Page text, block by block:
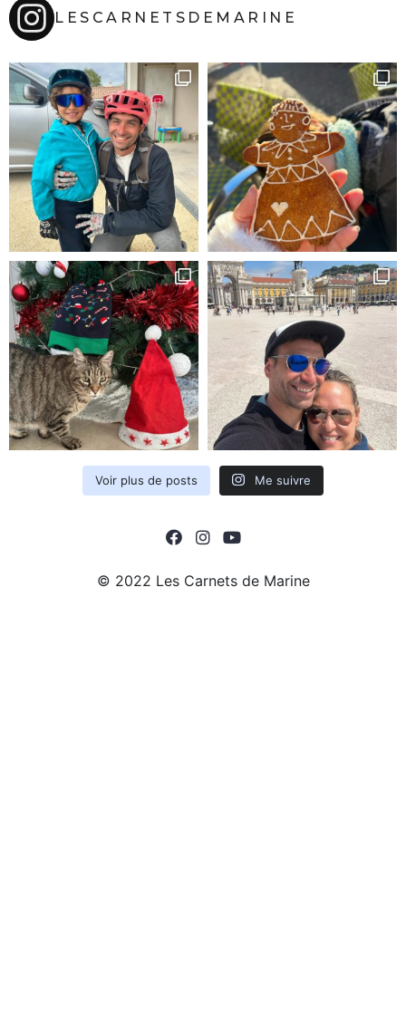
LESCARNETSDEMARINE
Voir plus de posts Me suivre
© 2022 Les Carnets de Marine